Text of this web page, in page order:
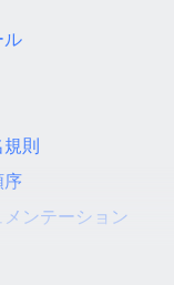
ル
則
序
ンテーション